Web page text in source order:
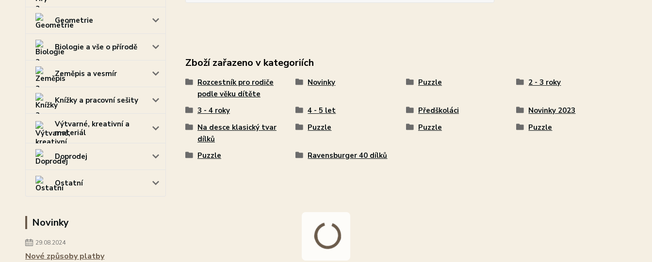
Geometrie
Biologie a vše o přírodě
Zeměpis a vesmír
Knížky a pracovní sešity
Výtvarné, kreativní a
materiál
Doprodej
Ostatní
Novinky
29.08.2024
Nové způsoby platby
Zboží zařazeno v kategoriích
Rozcestník pro rodiče
podle věku dítěte
Novinky Puzzle 2 - 3 roky
3 - 4 roky 4 - 5 let Předškoláci
Novinky 2023
Na desce klasický tvar
dílků
Puzzle Puzzle Puzzle
Puzzle Ravensburger 40 dílků